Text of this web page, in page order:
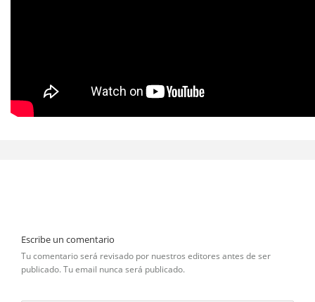
Escribe un comentario
Tu comentario será revisado por nuestros editores antes de ser
publicado. Tu email nunca será publicado.